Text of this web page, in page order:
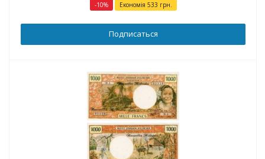
-10% Економія 533 грн.
Подписаться